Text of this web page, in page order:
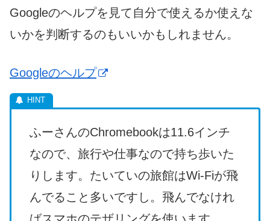
Googleのヘルプを見て自分で使えるか使えな
いかを判断するのもいいかもしれません。
Googleのヘルプ
ふーさんのChromebookは11.6インチ
なので、旅行や仕事なので持ち歩いた
りします。たいていの旅館はWi-Fiが飛
んでること多いですし。飛んでなけれ